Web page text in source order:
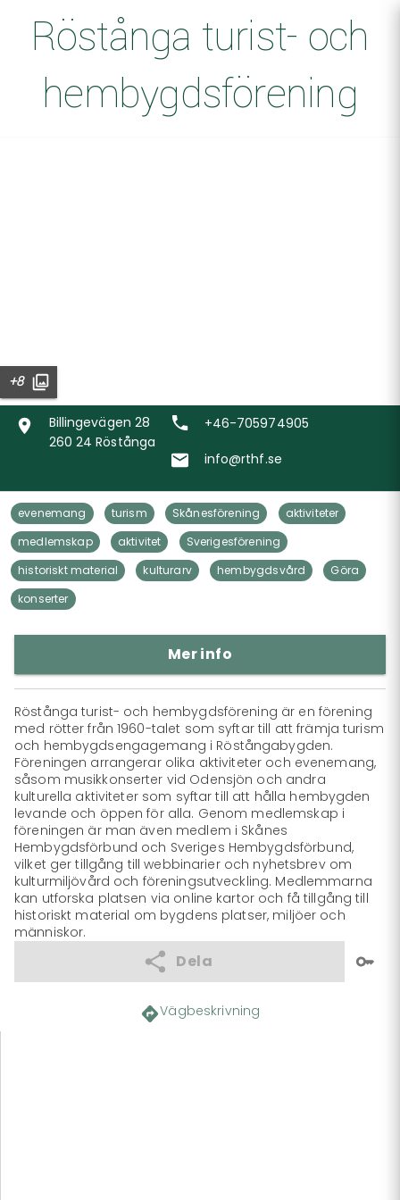
Röstånga turist- och
hembygdsförening
+8
Billingevägen 28
260 24 Röstånga
+46-705974905
info@rthf.se
evenemang turism Skånesförening
aktiviteter
medlemskap
aktivitet
Sverigesförening
historiskt material
kulturarv hembygdsvård
Göra
konserter
Mer info
Röstånga turist- och hembygdsförening är en förening
med rötter från 1960-talet som syftar till att främja turism
och hembygdsengagemang i Röstångabygden.
Föreningen arrangerar olika aktiviteter och evenemang,
såsom musikkonserter vid Odensjön och andra
kulturella aktiviteter som syftar till att hålla hembygden
levande och öppen för alla. Genom medlemskap i
föreningen är man även medlem i Skånes
Hembygdsförbund och Sveriges Hembygdsförbund,
vilket ger tillgång till webbinarier och nyhetsbrev om
kulturmiljövård och föreningsutveckling. Medlemmarna
kan utforska platsen via online kartor och få tillgång till
historiskt material om bygdens platser, miljöer och
människor.
Dela
Vägbeskrivning